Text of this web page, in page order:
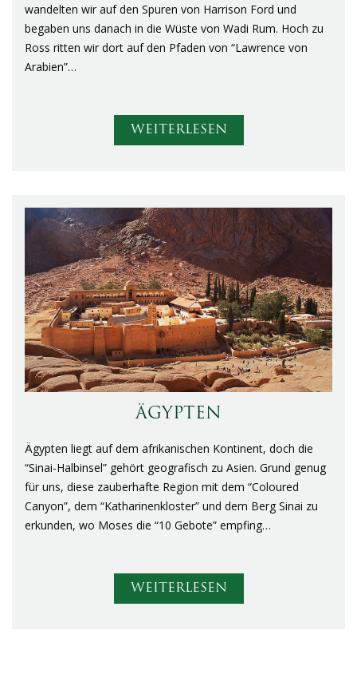
wandelten wir auf den Spuren von Harrison Ford und
begaben uns danach in die Wüste von Wadi Rum. Hoch zu
Ross ritten wir dort auf den Pfaden von “Lawrence von
Arabien”…
WEITERLESEN
ÄGYPTEN
Ägypten liegt auf dem afrikanischen Kontinent, doch die
“Sinai-Halbinsel” gehört geografisch zu Asien. Grund genug
für uns, diese zauberhafte Region mit dem “Coloured
Canyon”, dem “Katharinenkloster” und dem Berg Sinai zu
erkunden, wo Moses die “10 Gebote” empfing…
WEITERLESEN